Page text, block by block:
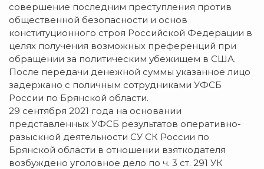
совершение последним преступления против
общественной безопасности и основ
конституционного строя Российской Федерации в
целях получения возможных преференций при
обращении за политическим убежищем в США.
После передачи денежной суммы указанное лицо
задержано с поличным сотрудниками УФСБ
России по Брянской области.
29 сентября 2021 года на основании
представленных УФСБ результатов оперативно-
разыскной деятельности СУ СК России по
Брянской области в отношении взяткодателя
возбуждено уголовное дело по ч. 3 ст. 291 УК